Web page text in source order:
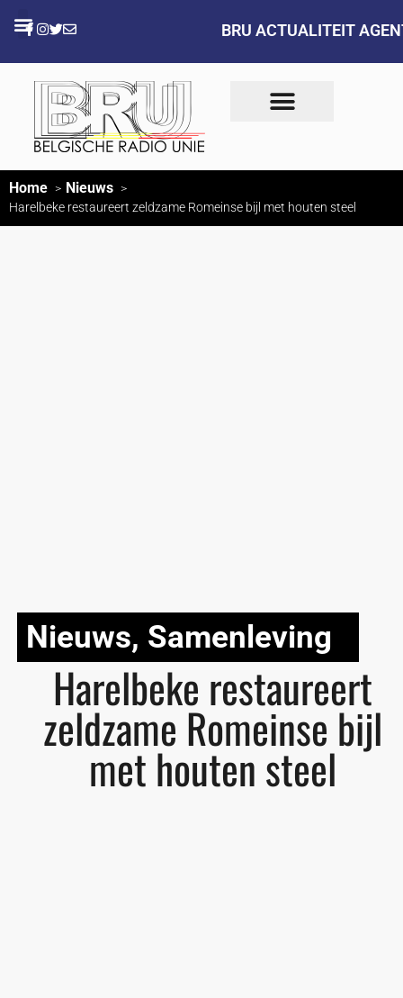
BRU ACTUALITEIT
Home Nieuws
Harelbeke restaureert zeldzame Romeinse bijl met houten steel
Nieuws, Samenleving
Harelbeke restaureert
zeldzame Romeinse bijl
met houten steel